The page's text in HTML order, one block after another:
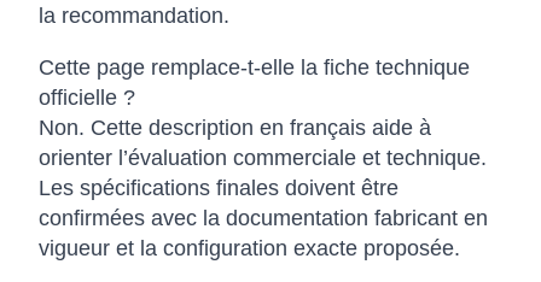
la recommandation.
Cette page remplace-t-elle la fiche technique
officielle ?
Non. Cette description en français aide à
orienter l’évaluation commerciale et technique.
Les spécifications finales doivent être
confirmées avec la documentation fabricant en
vigueur et la configuration exacte proposée.